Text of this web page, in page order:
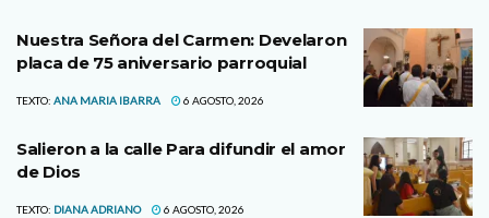
Nuestra Señora del Carmen: Develaron
placa de 75 aniversario parroquial
TEXTO: ANA MARIA IBARRA 6 AGOSTO, 2026
Salieron a la calle Para difundir el amor
de Dios
TEXTO: DIANA ADRIANO 6 AGOSTO, 2026